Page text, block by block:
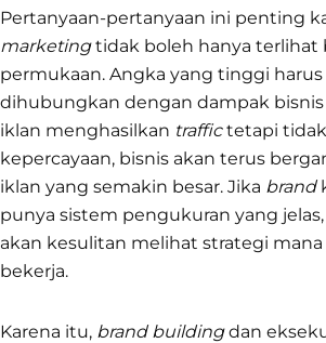
Pertanyaan-pertanyaan ini penting
marketingtidak boleh hanya terlihat
permukaan. Angka yang tinggi
dihubungkan dengan dampak bisnis
iklan menghasilkan traffictetapi
kepercayaan, bisnis akan terus
iklan yang semakin besar. Jika brand
punya sistem pengukuran yang
akan kesulitan melihat strategi
bekerja.
Karena itu, brand buildingdan